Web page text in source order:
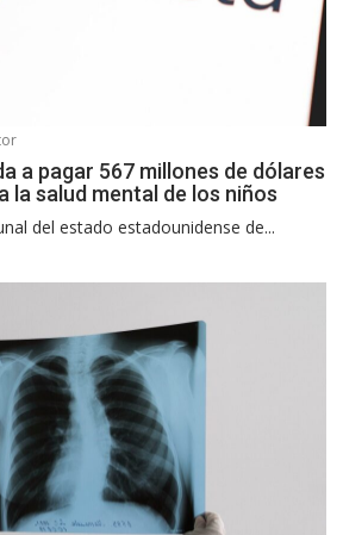
a pagar 567 millones de dólares
la salud mental de los niños
del estado estadounidense de...